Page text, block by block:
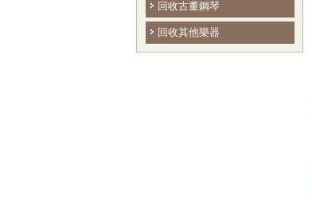
回收古董鋼琴
回收其他樂器